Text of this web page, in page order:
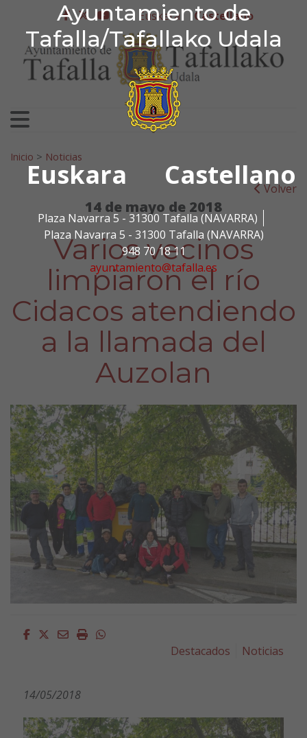
Ayuntamiento de
Tafalla/Tafallako Udala
Euskara Castellano
Plaza Navarra 5 - 31300 Tafalla (NAVARRA)
Plaza Navarra 5 - 31300 Tafalla (NAVARRA)
948 70 18 11
ayuntamiento@tafalla.es
Ir al contenido
Ayuntamiento de
facebook
twitter
youtube
Euskera Castellano
Search for:
Inicio > Noticias
Volver
14 de mayo de 2018
Varios vecinos
limpiaron el río
Cidacos atendiendo
a la llamada del
Auzolan
Facebook
Twitter
EmailImprimirWhatsapp
Destacados
Noticias
14/05/2018